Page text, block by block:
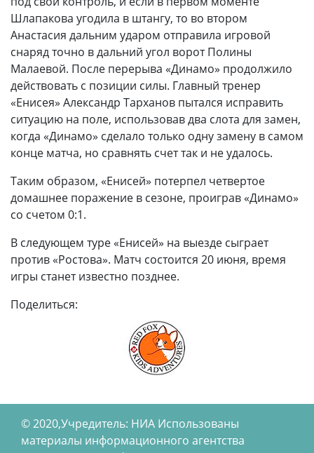
Шлапакова угодила в штангу, то во втором
Анастасия дальним ударом отправила игровой
снаряд точно в дальний угол ворот Полины
Малаевой. После перерыва «Динамо» продолжило
действовать с позиции силы. Главный тренер
«Енисея» Александр Тарханов пытался исправить
ситуацию на поле, использовав два слота для замен,
когда «Динамо» сделало только одну замену в самом
конце матча, но сравнять счет так и не удалось.
Таким образом, «Енисей» потерпел четвертое
домашнее поражение в сезоне, проиграв «Динамо»
со счетом 0:1.
В следующем туре «Енисей» на выезде сыграет
против «Ростова». Матч состоится 20 июня, время
игры станет известно позднее.
Поделиться:
© 2020,Учредитель: НИА Использованы
материалы информационного агентства